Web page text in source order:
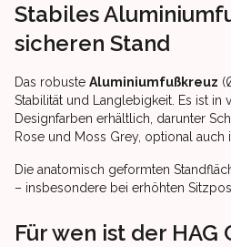
Stabiles
sicheren Stand
Das robuste Aluminiumfußkreuz
Stabilität und Langlebigkeit. Es ist in
Designfarben erhältlich, darunter
Rose und Moss Grey, optional auch
Die anatomisch geformten
– insbesondere bei erhöhten
Für wen ist der HAG